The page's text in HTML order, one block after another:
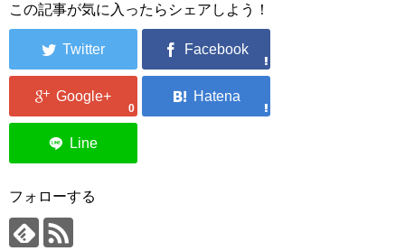
この記事が気に入ったらシェアしよう！
0
フォローする